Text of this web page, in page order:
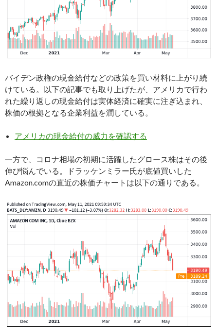
バイデン政権の現金給付などの政策を買い材料に上がり続
けている。以下の記事でも取り上げたが、アメリカで行わ
れた繰り返しの現金給付は実体経済に確実に注ぎ込まれ、
株価の根拠となる企業利益を潤している。
アメリカの現金給付の威力を確認する
一方で、コロナ相場の初期に活躍したグロース株はその後
伸び悩んでいる。ドラッケンミラー氏が底値買いした
Amazon.comの直近の株価チャートは以下の通りである。